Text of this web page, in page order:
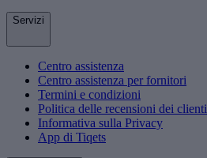
Servizi
Centro assistenza
Centro assistenza per fornitori
Termini e condizioni
Politica delle recensioni dei clienti
Informativa sulla Privacy
App di Tiqets